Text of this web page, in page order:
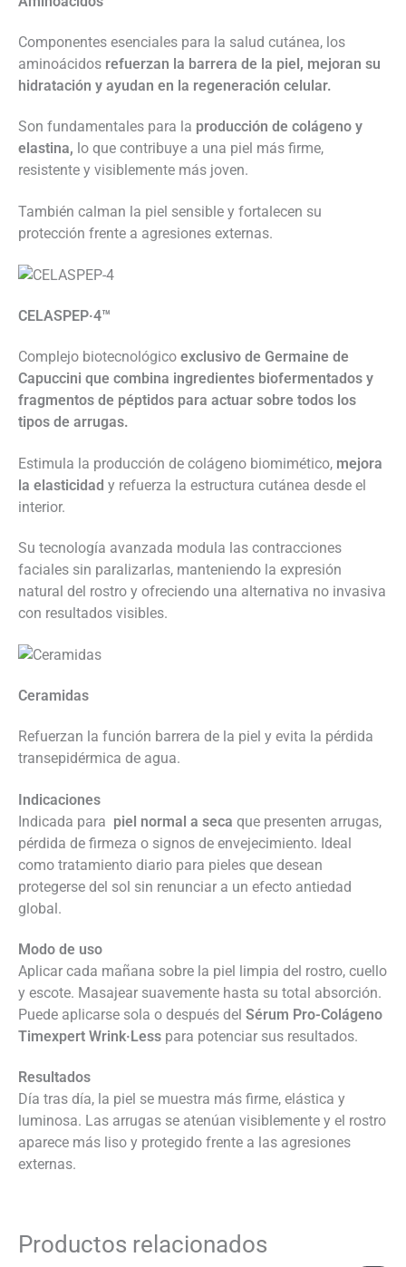
Componentes esenciales para la salud cutánea, los
aminoácidos refuerzan la barrera de la piel, mejoran su
hidratación y ayudan en la regeneración celular.
Son fundamentales para la producción de colágeno y
elastina, lo que contribuye a una piel más firme,
resistente y visiblemente más joven.
También calman la piel sensible y fortalecen su
protección frente a agresiones externas.
CELASPEP·4™
Complejo biotecnológico exclusivo de Germaine de
Capuccini que combina ingredientes biofermentados y
fragmentos de péptidos para actuar sobre todos los
tipos de arrugas.
Estimula la producción de colágeno biomimético, mejora
la elasticidad y refuerza la estructura cutánea desde el
interior.
Su tecnología avanzada modula las contracciones
faciales sin paralizarlas, manteniendo la expresión
natural del rostro y ofreciendo una alternativa no invasiva
con resultados visibles.
Ceramidas
Refuerzan la función barrera de la piel y evita la pérdida
transepidérmica de agua.
Indicaciones
Indicada para piel normal a seca que presenten arrugas,
pérdida de firmeza o signos de envejecimiento. Ideal
como tratamiento diario para pieles que desean
protegerse del sol sin renunciar a un efecto antiedad
global.
Modo de uso
Aplicar cada mañana sobre la piel limpia del rostro, cuello
y escote. Masajear suavemente hasta su total absorción.
Puede aplicarse sola o después del Sérum Pro-Colágeno
Timexpert Wrink·Less para potenciar sus resultados.
Resultados
Día tras día, la piel se muestra más firme, elástica y
luminosa. Las arrugas se atenúan visiblemente y el rostro
aparece más liso y protegido frente a las agresiones
externas.
Productos relacionados